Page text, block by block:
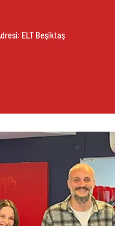
ELT Beşiktaş